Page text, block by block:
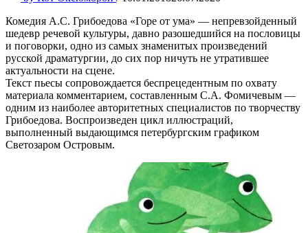
Комедия А.С. Грибоедова «Горе от ума» — непревзойденный
шедевр речевой культуры, давно разошедшийся на пословицы
и поговорки, одно из самых знаменитых произведений
русской драматургии, до сих пор ничуть не утратившее
актуальности на сцене.
Текст пьесы сопровождается беспрецедентным по охвату
материала комментарием, составленным С.А. Фомичевым —
одним из наиболее авторитетных специалистов по творчеству
Грибоедова. Воспроизведен цикл иллюстраций,
выполненный выдающимся петербургским графиком
Светозаром Островым.